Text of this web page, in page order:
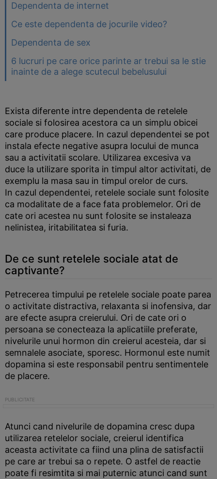
Dependenta de internet
Ce este dependenta de jocurile video?
Dependenta de sex
6 lucruri pe care orice parinte ar trebui sa le stie
inainte de a alege scutecul bebelusului
Exista diferente intre dependenta de retelele
sociale si folosirea acestora ca un simplu obicei
care produce placere. In cazul dependentei se pot
instala efecte negative asupra locului de munca
sau a activitatii scolare. Utilizarea excesiva va
duce la utilizare sporita in timpul altor activitati, de
exemplu la masa sau in timpul orelor de curs.
In cazul dependentei, retelele sociale sunt folosite
ca modalitate de a face fata problemelor. Ori de
cate ori acestea nu sunt folosite se instaleaza
nelinistea, iritabilitatea si furia.
De ce sunt retelele sociale atat de
captivante?
Petrecerea timpului pe retelele sociale poate parea
o activitate distractiva, relaxanta si inofensiva, dar
are efecte asupra creierului. Ori de cate ori o
persoana se conecteaza la aplicatiile preferate,
nivelurile unui hormon din creierul acesteia, dar si
semnalele asociate, sporesc. Hormonul este numit
dopamina si este responsabil pentru sentimentele
de placere.
Atunci cand nivelurile de dopamina cresc dupa
utilizarea retelelor sociale, creierul identifica
aceasta activitate ca fiind una plina de satisfactii
pe care ar trebui sa o repete. O astfel de reactie
poate fi resimtita si mai puternic atunci cand sunt